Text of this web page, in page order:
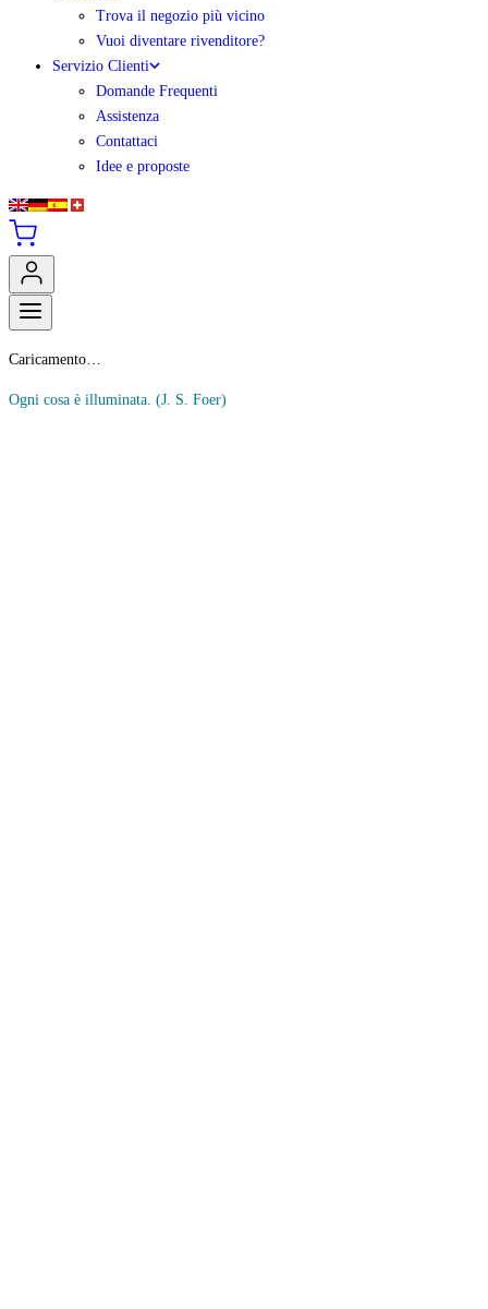
Trova il negozio più vicino
Vuoi diventare rivenditore?
Servizio Clienti
Domande Frequenti
Assistenza
Contattaci
Idee e proposte
Caricamento…
Ogni cosa è illuminata. (J. S. Foer)